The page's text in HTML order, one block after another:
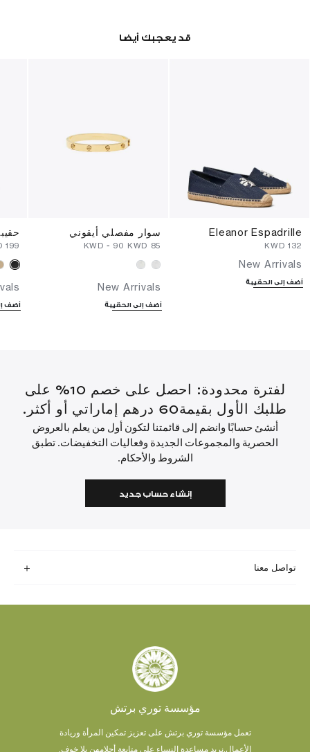
قد يعجبك أيضا
Eleanor Espadrille
New Arrivals
أضف إلى الحقيبة
سوار مفصلي أيقوني
- ⁦90⁩ KWD
New Arrivals
أضف إلى الحقيبة أضف
لفترة محدودة: احصل على خصم 10% على
طلبك الأول بقيمة60 درهم إماراتي أو أكثر.
أنشئ حسابًا وانضم إلى قائمتنا لتكون أول من يعلم بالعروض
الحصرية والمجموعات الجديدة وفعاليات التخفيضات. تطبق
الشروط والأحكام.
إنشاء حساب جديد
تواصل معنا
مؤسسة توري برتش
تعمل مؤسسة توري برتش على تعزيز تمكين المرأة وريادة
الأعمال. نريد مساعدة النساء على متابعة أحلامهن بلا خوف.